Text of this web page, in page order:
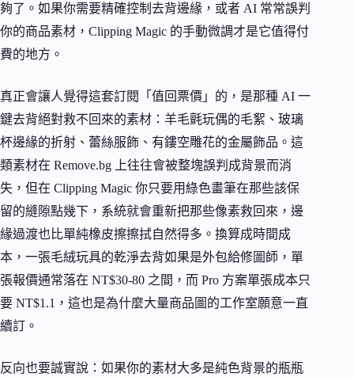
夠了。如果你需要精確控制去背邊緣，或者 AI 常常誤判
你的商品素材，Clipping Magic 的手動微調才是它值得付
費的地方。
真正會讓人覺得這套訂閱「值回票價」的，是那種 AI 一
鍵去背絕對救不回來的素材：羊毛氈玩偶的毛絮、玻璃
杯邊緣的折射、蕾絲服飾、有鏤空雕花的金屬飾品。這
類素材在 Remove.bg 上往往會被整塊誤判成背景而消
失，但在 Clipping Magic 你只要用綠色畫筆在那些該保
留的縫隙點幾下，系統就會重新把那些像素救回來，邊
緣過渡也比單純橡皮擦擦拭自然得多。換算成時間成
本，一張毛絨玩具的乾淨去背如果是外包給修圖師，單
張報價通常落在 NT$30-80 之間，而 Pro 方案單張成本只
要 NT$1.1，這也是為什麼大量商品圖的工作室願意一直
續訂。
反向也要誠實說：如果你的素材大多是純色背景的瓶瓶